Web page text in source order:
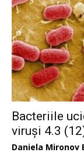
Bacteriile
viruși 4.3
Daniela Mironov